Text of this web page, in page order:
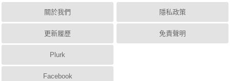
關於我們
更新履歷
Plurk
Facebook
隱私政策
免責聲明